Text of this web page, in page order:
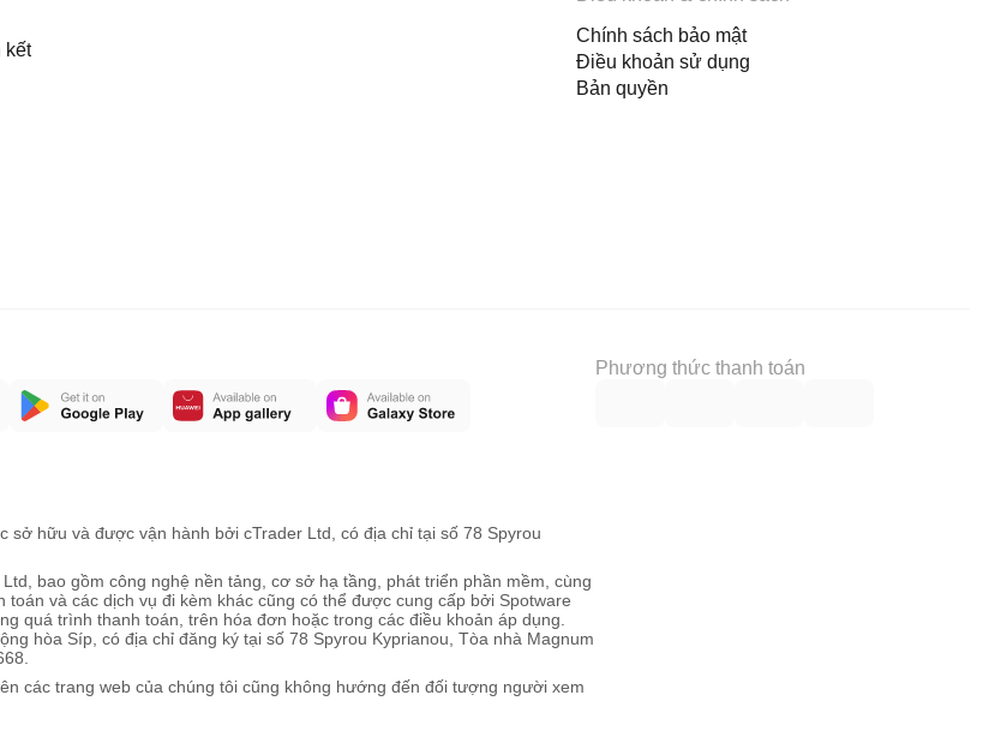
kết
Chính sách bảo mật
Điều khoản sử dụng
Bản quyền
Phương thức thanh toán
sở hữu và được vận hành bởi cTrader Ltd, có địa chỉ tại số 78 Spyrou
bao gồm công nghệ nền tảng, cơ sở hạ tầng, phát triển phần mềm, cùng
và các dịch vụ đi kèm khác cũng có thể được cung cấp bởi Spotware
quá trình thanh toán, trên hóa đơn hoặc trong các điều khoản áp dụng.
hòa Síp, có địa chỉ đăng ký tại số 78 Spyrou Kyprianou, Tòa nhà Magnum
các trang web của chúng tôi cũng không hướng đến đối tượng người xem